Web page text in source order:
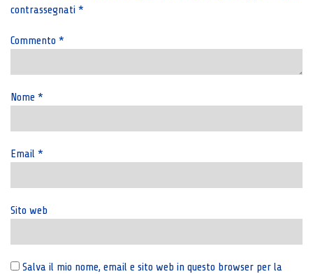
contrassegnati *
Commento *
Nome *
Email *
Sito web
Salva il mio nome, email e sito web in questo browser per la